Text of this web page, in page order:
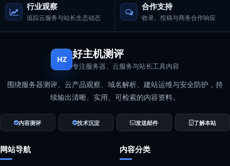
行业观察
追踪云服务与站长生态动态
合作支持
收录、投稿与商务合作响应
HZ 好主机测评
专注服务器、云服务与站长工具内容
围绕服务器测评、云产品观察、域名解析、建站运维与安全防护，持
续输出清晰、实用、可检索的内容资料。
内容测评 技术沉淀 发送邮件 了解本站
网站导航 内容分类